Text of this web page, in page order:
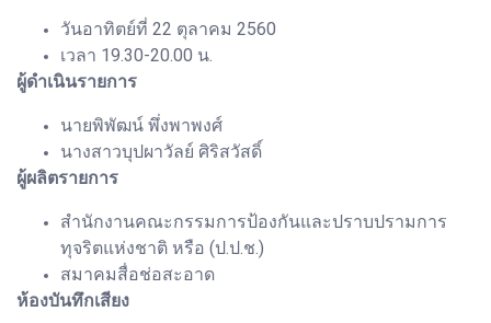
วันอาทิตย์ที่ 22 ตุลาคม 2560
เวลา 19.30-20.00 น.
ผู้ดำเนินรายการ
นายพิพัฒน์ พึ่งพาพงศ์
นางสาวบุปผาวัลย์ ศิริสวัสดิ์
ผู้ผลิตรายการ
สำนักงานคณะกรรมการป้องกันและปราบปรามการ
ทุจริตแห่งชาติ หรือ (ป.ป.ช.)
สมาคมสื่อช่อสะอาด
ห้องบันทึกเสียง